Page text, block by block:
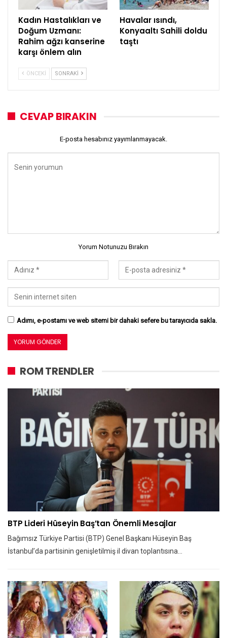
Kadın Hastalıkları ve
Doğum Uzmanı:
Rahim ağzı kanserine
karşı önlem alın
Havalar ısındı,
Konyaaltı Sahili doldu
taştı
ÖNCEKI SONRAKI
CEVAP BIRAKIN
E-posta hesabınız yayımlanmayacak.
Yorum Notunuzu Bırakın
Adımı, e-postamı ve web sitemi bir dahaki sefere bu tarayıcıda sakla.
ROM TRENDLER
BTP Lideri Hüseyin Baş’tan Önemli Mesajlar
Bağımsız Türkiye Partisi (BTP) Genel Başkanı Hüseyin Baş
İstanbul’da partisinin genişletilmiş il divan toplantısına…